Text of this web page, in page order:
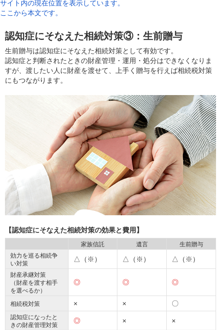
サイト内の現在位置を表示しています。
ここから本文です。
認知症にそなえた相続対策③：生前贈与
生前贈与は認知症にそなえた相続対策として有効です。
認知症と判断されたときの財産管理・運用・処分はできなくなりま
すが、渡したい人に財産を渡せて、上手く贈与を行えば相続税対策
にもつながります。
【認知症にそなえた相続対策の効果と費用】
家族信託 遺言
生前贈与
効力を巡る相続争
い対策
△（※） △（※） △（※）
財産承継対策
（財産を渡す相手
を選べるか）
◎ ◎ ◎
相続税対策 × × 〇
認知症になったと
きの財産管理対策
◎ × ×